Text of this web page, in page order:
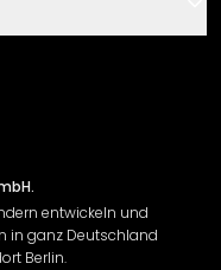
entwickeln und
in ganz Deutschland
Berlin.